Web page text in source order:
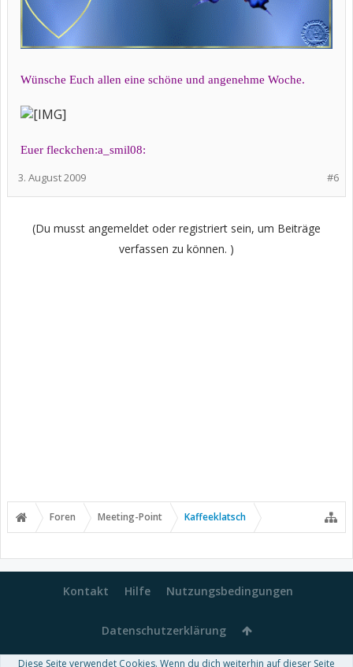
Wünsche Euch allen eine schöne und angenehme Woche.
Euer fleckchen:a_smil08:
#6
3. August 2009
(Du musst angemeldet oder registriert sein, um Beiträge
verfassen zu können. )
Foren Meeting-Point Kaffeeklatsch
Kontakt Hilfe Nutzungsbedingungen
Datenschutzerklärung
Diese Seite verwendet Cookies. Wenn du dich weiterhin auf dieser Seite